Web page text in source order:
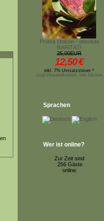
Protea stokoei - absolute
RARITÄT!
25,00EUR
12,50€
inkl. 7% Umsatzsteuer *
zzgl.Versandkosten, hier klicken
Sprachen
Wer ist online?
Zur Zeit sind
256 Gäste
online.